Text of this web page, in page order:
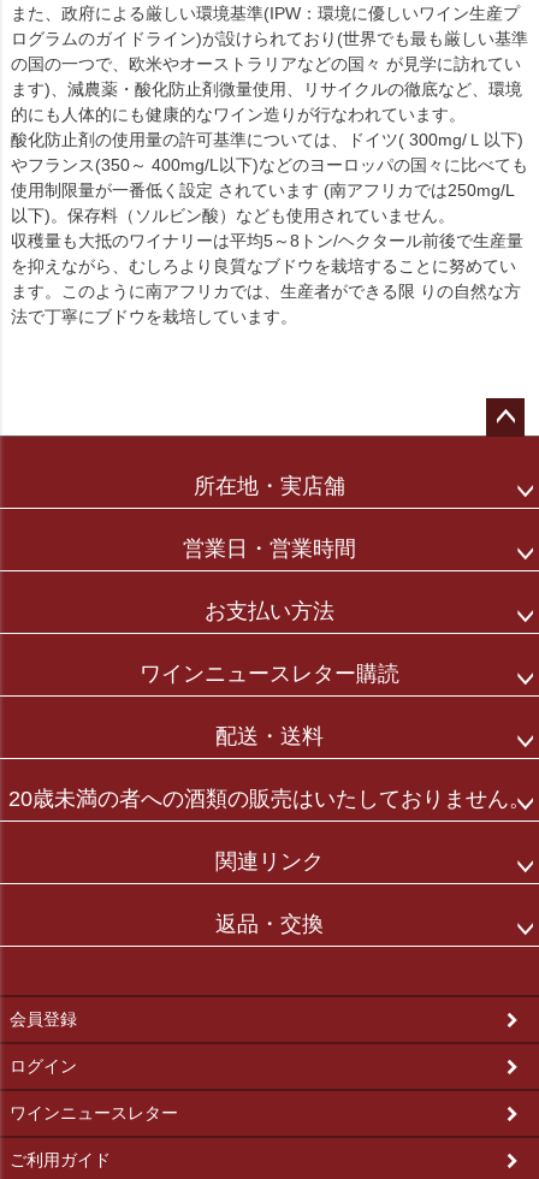
また、政府による厳しい環境基準(IPW：環境に優しいワイン生産プ
ログラムのガイドライン)が設けられており(世界でも最も厳しい基準
の国の一つで、欧米やオーストラリアなどの国々 が見学に訪れてい
ます)、減農薬・酸化防止剤微量使用、リサイクルの徹底など、環境
的にも人体的にも健康的なワイン造りが行なわれています。
酸化防止剤の使用量の許可基準については、ドイツ( 300mg/Ｌ以下)
やフランス(350～ 400mg/L以下)などのヨーロッパの国々に比べても
使用制限量が一番低く設定 されています (南アフリカでは250mg/L
以下)。保存料（ソルビン酸）なども使用されていません。
収穫量も大抵のワイナリーは平均5～8トン/ヘクタール前後で生産量
を抑えながら、むしろより良質なブドウを栽培することに努めてい
ます。このように南アフリカでは、生産者ができる限 りの自然な方
法で丁寧にブドウを栽培しています。
所在地・実店舗
営業日・営業時間
お支払い方法
ワインニュースレター購読
配送・送料
20歳未満の者への酒類の販売はいたしておりません。
関連リンク
返品・交換
会員登録
ログイン
ワインニュースレター
ご利用ガイド